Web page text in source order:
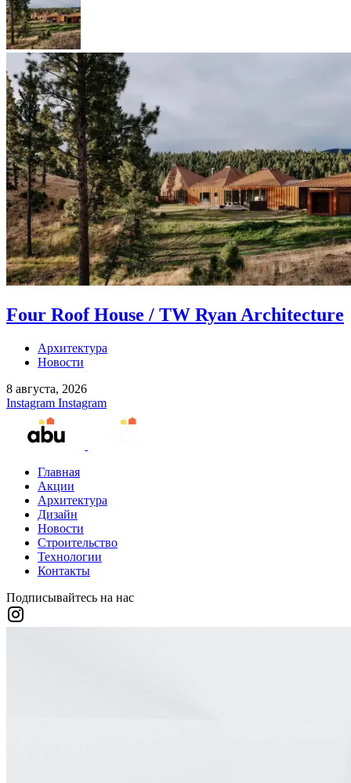
Four Roof House / TW Ryan Architecture
Архитектура
Новости
8 августа, 2026
Instagram Instagram
Главная
Акции
Архитектура
Дизайн
Новости
Строительство
Технологии
Контакты
Подписывайтесь на нас